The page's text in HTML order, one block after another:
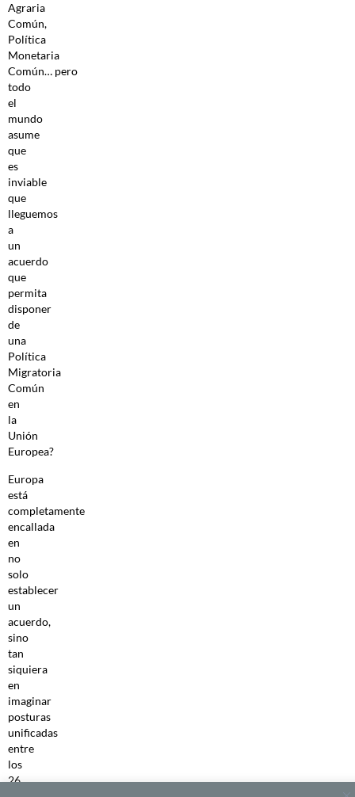
Agraria
Común,
Política
Monetaria
Común… pero
todo
el
mundo
asume
que
es
inviable
que
lleguemos
a
un
acuerdo
que
permita
disponer
de
una
Política
Migratoria
Común
en
la
Unión
Europea?
Europa
está
completamente
encallada
en
no
solo
establecer
un
acuerdo,
sino
tan
siquiera
en
imaginar
posturas
unificadas
entre
los
26